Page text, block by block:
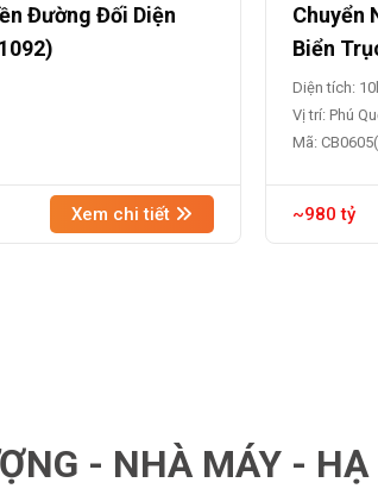
Đường Đối Diện
Xem chi tiết
Chuyển
Biển
Diện tích:
Vị trí: Phú
Mã:
~980 tỷ
- NHÀ MÁY -